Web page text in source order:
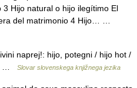
Hijo natural o hijo ilegítimo El
del matrimonio 4 Hijo… …
naprej!: hijo, potegni / hijo hot /
…
Slovar slovenskega knjižnega jezika